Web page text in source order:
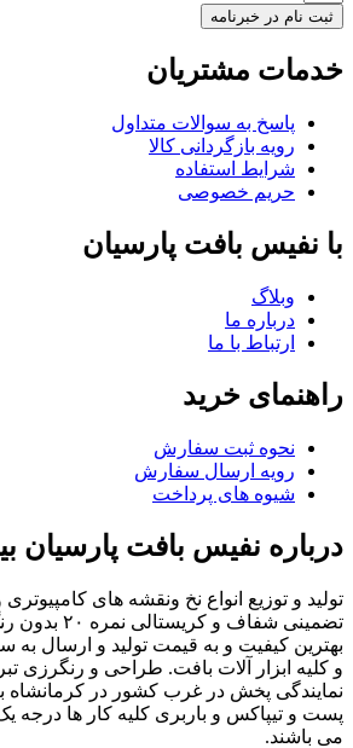
ثبت نام در خبرنامه
خدمات مشتریان
پاسخ به سوالات متداول
رویه بازگردانی کالا
شرایط استفاده
حریم خصوصی
با نفیس بافت پارسیان
وبلاگ
درباره ما
ارتباط با ما
راهنمای خرید
نحوه ثبت سفارش
رویه ارسال سفارش
شیوه های پرداخت
درباره نفیس بافت پارسیان
تولید و توزیع انواع نخ ونقشه های
تضمینی شفاف و
بهترین کیفیت و به قیمت تولید و ارسال
و کلیه ابزار آلات بافت. طراحی و رنگرزی
نمایندگی پخش در غرب کشور در کرمانشاه
پست و تیپاکس و باربری کلیه کار ها درجه
می باشند.